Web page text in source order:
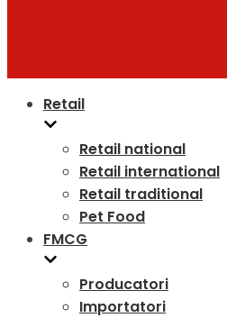
Retail
Retail national
Retail international
Retail traditional
Pet Food
FMCG
Producatori
Importatori